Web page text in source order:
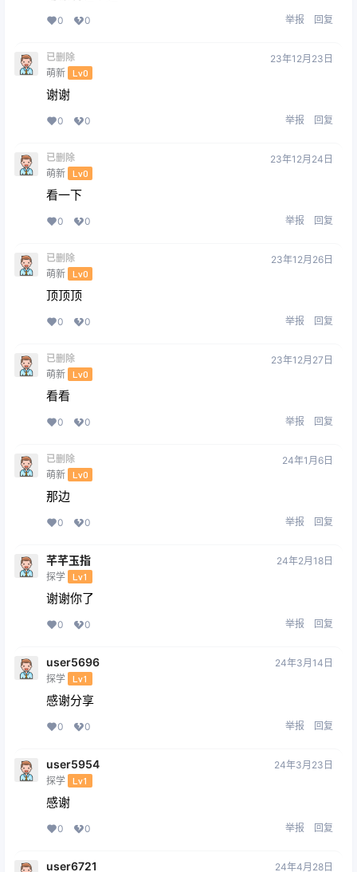
0 0 举报 回复
已删除
萌新 Lv0
23年12月23日
谢谢
0 0 举报 回复
已删除
萌新 Lv0
23年12月24日
看一下
0 0 举报 回复
已删除
萌新 Lv0
23年12月26日
顶顶顶
0 0 举报 回复
已删除
萌新 Lv0
23年12月27日
看看
0 0 举报 回复
已删除
萌新 Lv0
24年1月6日
那边
0 0 举报 回复
芊芊玉指
探学 Lv1
24年2月18日
谢谢你了
0 0 举报 回复
user5696
探学 Lv1
24年3月14日
感谢分享
0 0 举报 回复
user5954
探学 Lv1
24年3月23日
感谢
0 0 举报 回复
user6721 24年4月28日